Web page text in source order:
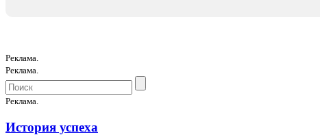
Реклама.
Реклама.
Реклама.
История успеха